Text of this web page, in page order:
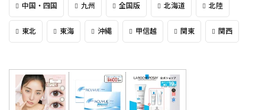
中国・四国 九州 全国版 北海道 北陸
東北 東海 沖縄 甲信越 関東 関西